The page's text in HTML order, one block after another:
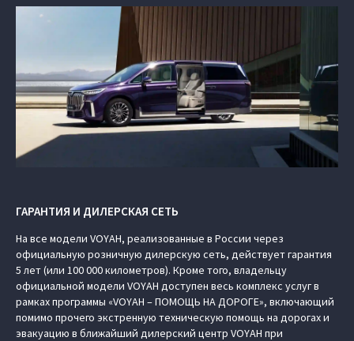
ГАРАНТИЯ И ДИЛЕРСКАЯ СЕТЬ
На все модели VOYAH, реализованные в России через
официальную розничную дилерскую сеть, действует гарантия
5 лет (или 100 000 километров). Кроме того, владельцу
официальной модели VOYAH доступен весь комплекс услуг в
рамках программы «VOYAH – ПОМОЩЬ НА ДОРОГЕ», включающий
помимо прочего экстренную техническую помощь на дорогах и
эвакуацию в ближайший дилерский центр VOYAH при